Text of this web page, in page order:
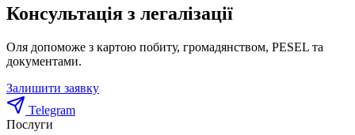
Консультація з легалізації
Оля допоможе з картою побиту, громадянством, PESEL та
документами.
Залишити заявку
Telegram
Послуги